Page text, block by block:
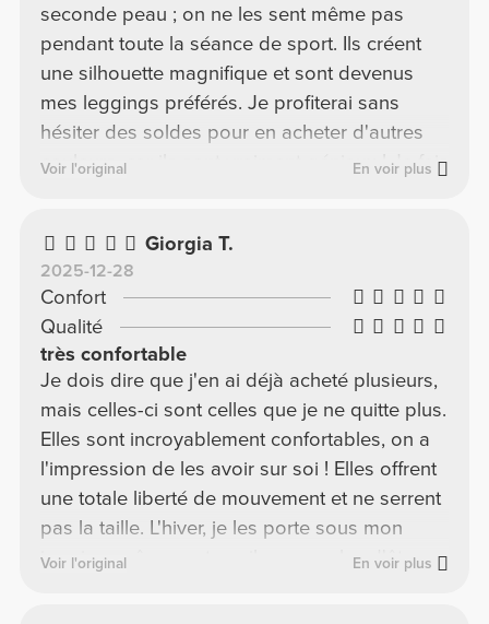
seconde peau ; on ne les sent même pas
pendant toute la séance de sport. Ils créent
une silhouette magnifique et sont devenus
mes leggings préférés. Je profiterai sans
hésiter des soldes pour en acheter d'autres
couleurs, car ils sont vraiment géniaux ! Je fais
Voir l'original En voir plus
Giorgia T.
2025-12-28
Confort
Qualité
très confortable
Je dois dire que j'en ai déjà acheté plusieurs,
mais celles-ci sont celles que je ne quitte plus.
Elles sont incroyablement confortables, on a
l'impression de les avoir sur soi ! Elles offrent
une totale liberté de mouvement et ne serrent
pas la taille. L'hiver, je les porte sous mon
jogging, même au travail, car en plus d'être
Voir l'original En voir plus